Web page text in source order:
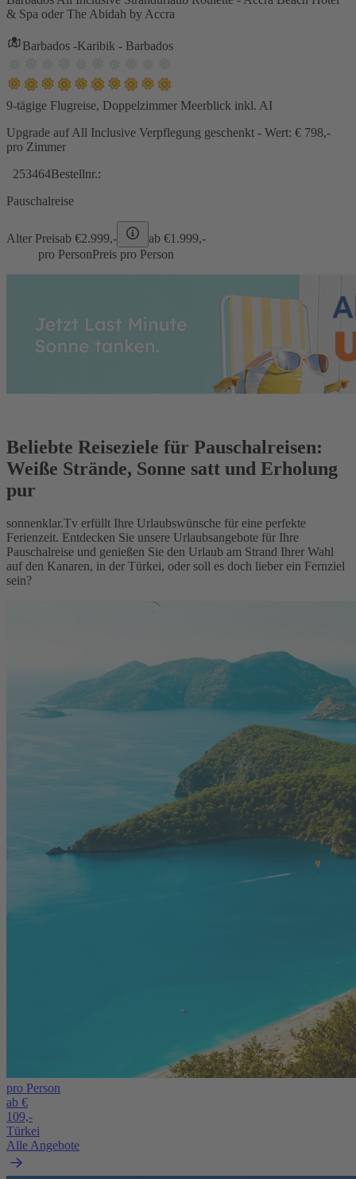
& Spa oder The Abidah by Accra
Barbados -Karibik - Barbados
9-tägige Flugreise, Doppelzimmer Meerblick inkl. AI
Upgrade auf All Inclusive Verpflegung geschenkt - Wert: € 798,-
pro Zimmer
253464Bestellnr.:
Pauschalreise
Alter Preisab €2.999,- ab €1.999,-
pro PersonPreis pro Person
Beliebte Reiseziele für Pauschalreisen:
Weiße Strände, Sonne satt und Erholung
pur
sonnenklar.Tv erfüllt Ihre Urlaubswünsche für eine perfekte
Ferienzeit. Entdecken Sie unsere Urlaubsangebote für Ihre
Pauschalreise und genießen Sie den Urlaub am Strand Ihrer Wahl
auf den Kanaren, in der Türkei, oder soll es doch lieber ein Fernziel
sein?
pro Person
ab €
109,-
Türkei
Alle Angebote